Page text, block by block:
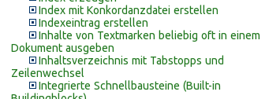
Index mit Konkordanzdatei erstellen
Indexeintrag erstellen
Inhalte von Textmarken beliebig oft in einem
Dokument ausgeben
Inhaltsverzeichnis mit Tabstopps und
Zeilenwechsel
Integrierte Schnellbausteine (Built-in